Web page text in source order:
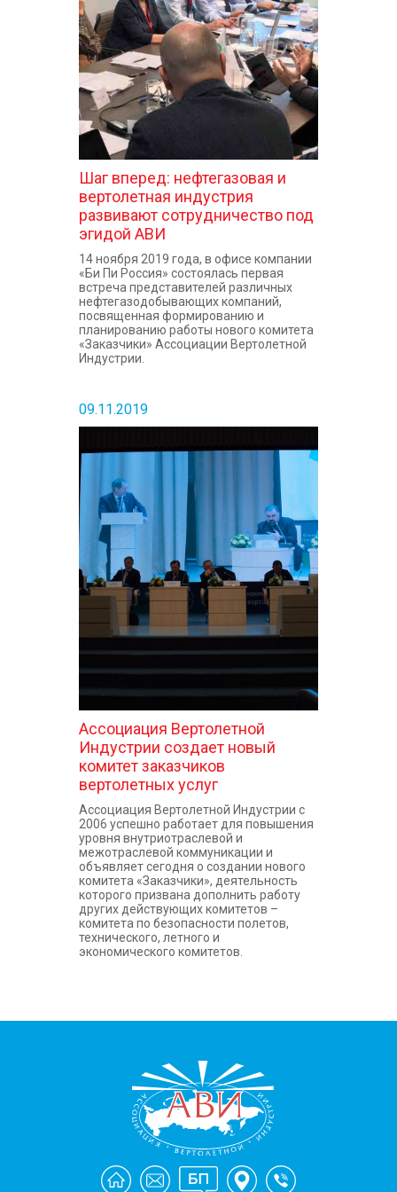
КОНТАКТЫ
Шаг вперед: нефтегазовая и
вертолетная индустрия
развивают сотрудничество под
эгидой АВИ
14 ноября 2019 года, в офисе компании
«Би Пи Россия» состоялась первая
встреча представителей различных
нефтегазодобывающих компаний,
посвященная формированию и
планированию работы нового комитета
«Заказчики» Ассоциации Вертолетной
Индустрии.
09.11.2019
Ассоциация Вертолетной
Индустрии создает новый
комитет заказчиков
вертолетных услуг
Ассоциация Вертолетной Индустрии с
2006 успешно работает для повышения
уровня внутриотраслевой и
межотраслевой коммуникации и
объявляет сегодня о создании нового
комитета «Заказчики», деятельность
которого призвана дополнить работу
других действующих комитетов –
комитета по безопасности полетов,
технического, летного и
экономического комитетов.